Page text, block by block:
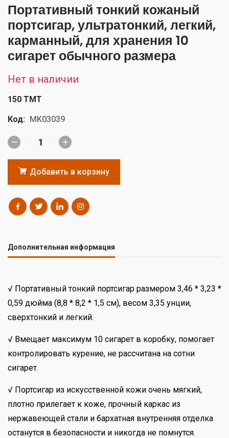
Портативный тонкий кожаный
портсигар, ультратонкий, легкий,
карманный, для хранения 10
сигарет обычного размера
Нет в наличии
150 TMT
Код: MK03039
Добавить в корзину
Дополнительная информация
√ Портативный тонкий портсигар размером 3,46 * 3,23 *
0,59 дюйма (8,8 * 8,2 * 1,5 см), весом 3,35 унции,
сверхтонкий и легкий.
√ Вмещает максимум 10 сигарет в коробку, помогает
контролировать курение, не рассчитана на сотни
сигарет.
√ Портсигар из искусственной кожи очень мягкий,
плотно прилегает к коже, прочный каркас из
нержавеющей стали и бархатная внутренняя отделка
останутся в безопасности и никогда не помнутся.